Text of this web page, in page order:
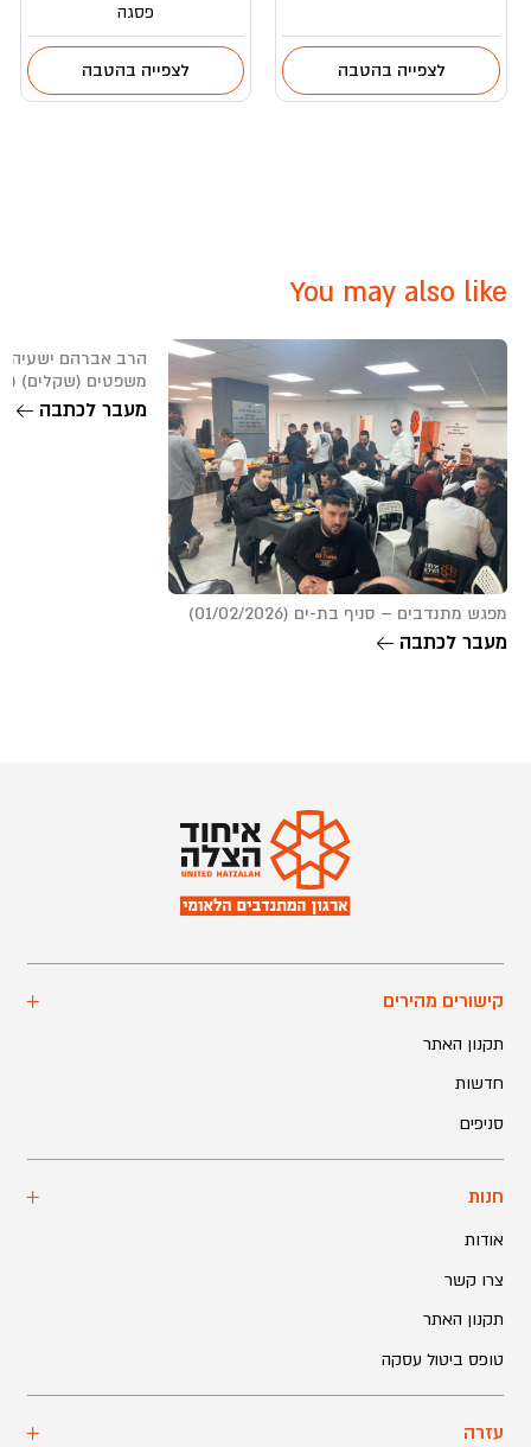
לצפייה בהטבה
פסגה
לצפייה בהטבה
You may also like
מפגש מתנדבים – סניף בת-ים (01/02/2026)
מעבר לכתבה
הרב אברהם
משפטים (שקלים) (15/02/2026)
מעבר לכתבה
קישורים מהירים
תקנון האתר
חדשות
סניפים
חנות
אודות
צרו קשר
תקנון האתר
טופס ביטול עסקה
עזרה